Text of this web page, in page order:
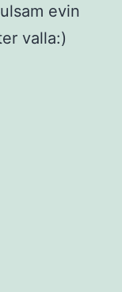
evin
valla:)